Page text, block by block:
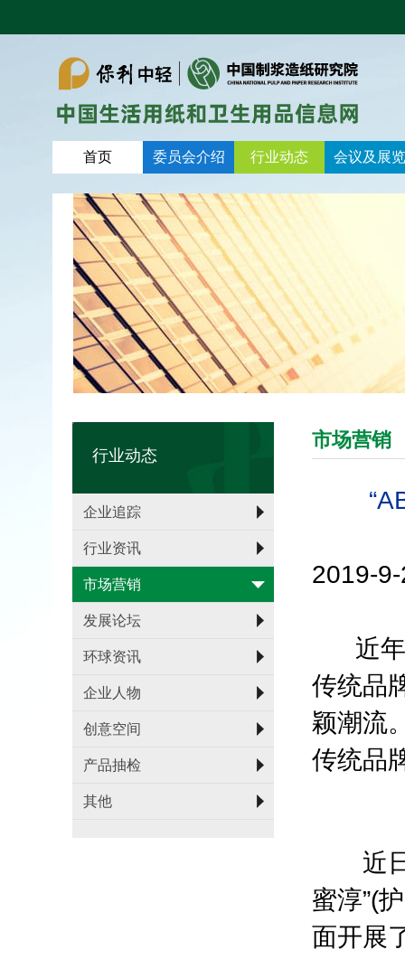
首页 委员会介绍 行业动态 会议及展
行业动态
企业追踪
行业资讯
市场营销
发展论坛
环球资讯
企业人物
创意空间
产品抽检
其他
市场营销
2019-
近年
传统品
颖潮流
传统品
近日
蜜淳”(
面开展